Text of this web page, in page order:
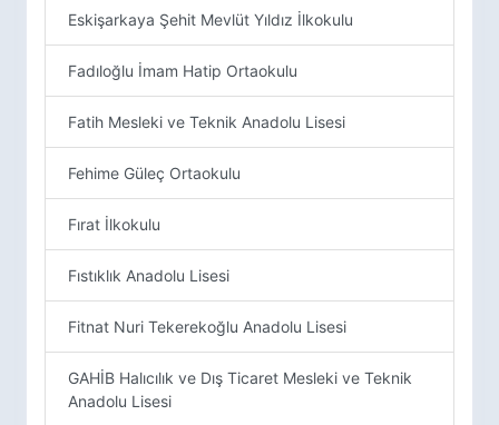
Eskişarkaya Şehit Mevlüt Yıldız İlkokulu
Fadıloğlu İmam Hatip Ortaokulu
Fatih Mesleki ve Teknik Anadolu Lisesi
Fehime Güleç Ortaokulu
Fırat İlkokulu
Fıstıklık Anadolu Lisesi
Fitnat Nuri Tekerekoğlu Anadolu Lisesi
GAHİB Halıcılık ve Dış Ticaret Mesleki ve Teknik
Anadolu Lisesi